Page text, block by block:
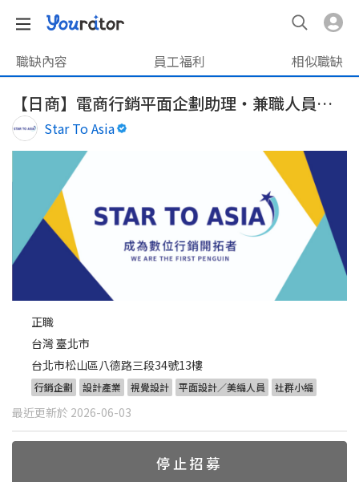
職缺內容 員工福利 相似職缺
【日商】電商行銷平面企劃助理・兼職人員（業界無經驗可）
Star To Asia
正職
台灣 臺北市
台北市松山區八德路三段34號13樓
行銷企劃 設計產業 視覺設計 平面設計／美編人員 社群小編
最近更新於 2026-06-03
停止招募